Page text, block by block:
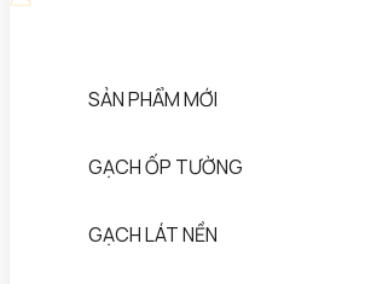
SẢN PHẨM MỚI
GẠCH ỐP TƯỜNG
GẠCH LÁT NỀN